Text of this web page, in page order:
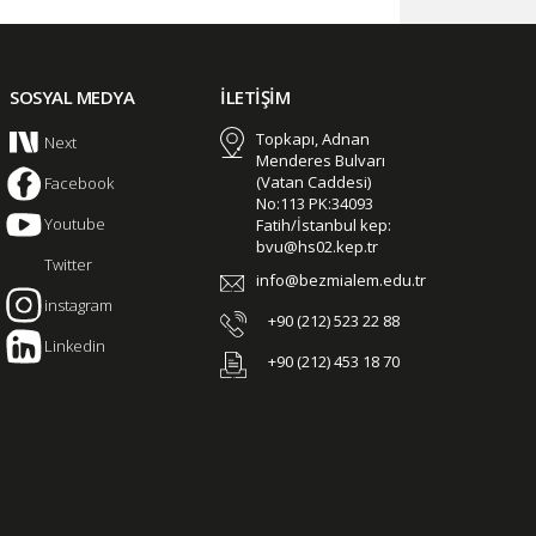
SOSYAL MEDYA
Next
Facebook
Youtube
Twitter
instagram
Linkedin
İLETİŞİM
Topkapı, Adnan
Menderes Bulvarı
(Vatan Caddesi)
No:113 PK:34093
Fatih/İstanbul kep:
bvu@hs02.kep.tr
info@bezmialem.edu.tr
+90 (212) 523 22 88
+90 (212) 453 18 70